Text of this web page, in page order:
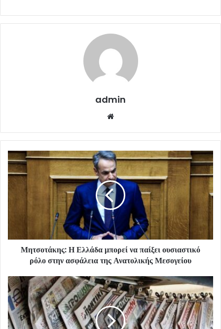
admin
Μητσοτάκης: Η Ελλάδα μπορεί να παίξει ουσιαστικό
ρόλο στην ασφάλεια της Ανατολικής Μεσογείου